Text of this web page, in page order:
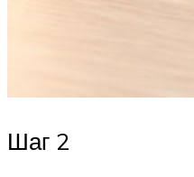
Шаг 2